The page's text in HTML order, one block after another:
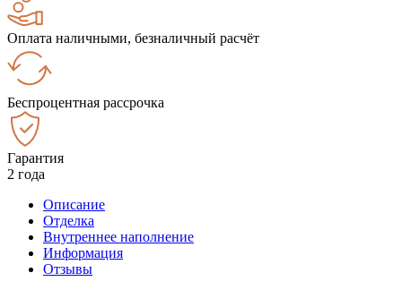
Оплата наличными, безналичный расчёт
Беспроцентная рассрочка
Гарантия
2 года
Описание
Отделка
Внутреннее наполнение
Информация
Отзывы